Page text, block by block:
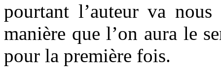
pourtant l’auteur va
manière que l’on aura le
pour la première fois.